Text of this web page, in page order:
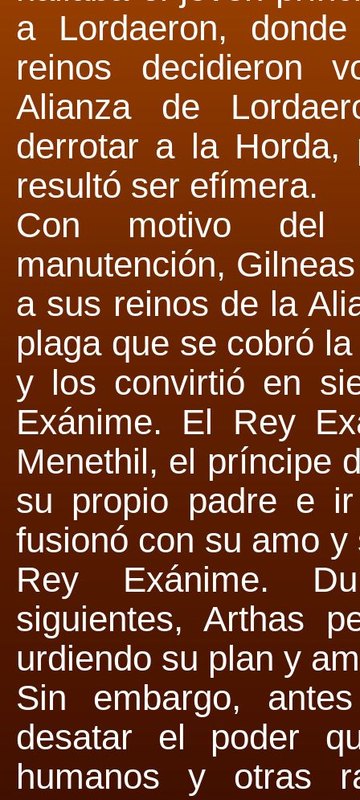
a Lordaeron,
reinos decidieron
Alianza de
derrotar a la
resultó ser efímera.
Con motivo del
manutención,
a sus reinos de la
plaga que se cobró
y los convirtió en
Exánime. El Rey
Menethil, el príncipe
su propio padre e
fusionó con su amo
Rey Exánime.
siguientes, Arthas
urdiendo su plan y
Sin embargo,
desatar el poder
humanos y otras